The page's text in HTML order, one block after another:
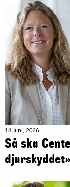
18 juni, 2026
Så ska
djurskyddet»